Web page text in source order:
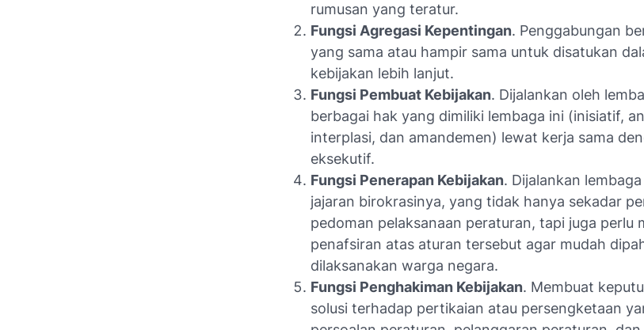
rumusan yang teratur.
Fungsi Agregasi Kepentingan. Penggabungan
yang sama atau hampir sama untuk disatukan
kebijakan lebih lanjut.
Fungsi Pembuat Kebijakan. Dijalankan oleh
berbagai hak yang dimiliki lembaga ini (inisiatif,
interplasi, dan amandemen) lewat kerja sama
eksekutif.
Fungsi Penerapan Kebijakan. Dijalankan
jajaran birokrasinya, yang tidak hanya sekadar
pedoman pelaksanaan peraturan, tapi juga perlu
penafsiran atas aturan tersebut agar mudah
dilaksanakan warga negara.
Fungsi Penghakiman Kebijakan. Membuat
solusi terhadap pertikaian atau persengketaan